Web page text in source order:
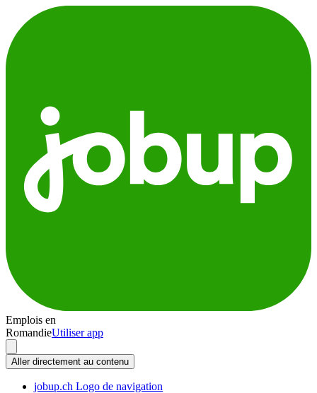
Emplois en
RomandieUtiliser app
Aller directement au contenu
jobup.ch Logo de navigation